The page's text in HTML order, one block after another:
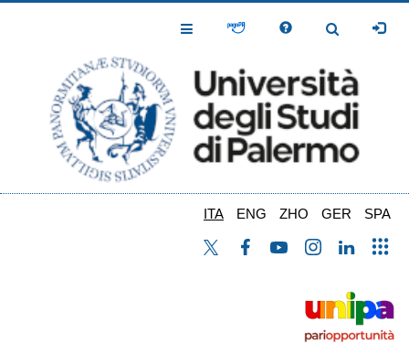
Toggle
Toggle
ITA ENG ZHO GER SPA